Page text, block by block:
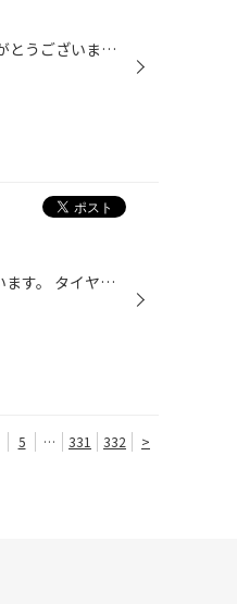
こんにちは、いつもタイヤ館松江南のホームページを 見て頂いてありがとうございます。 出張でお伺いする事は出来ませんが、レッカーでの受入対応出来ますので お問い合わせ下さい！ パンクしたタイヤの状態により、修理出来ない場合もございます （予約状況等によりお時間頂く場合もございます） ...
こんにちは、いつもタイヤ館松江南をご利用いただきありがとうございます。 タイヤがパンクしてしまったこと、ありますか？ 突然、タイヤがパンク！想像するだけで、本当に怖いですよね。 今日は、おクルマのタイヤがパンクしてしまった時の対処法について タイヤのプロの目線からご案内できればと...
5 … 331 332 >